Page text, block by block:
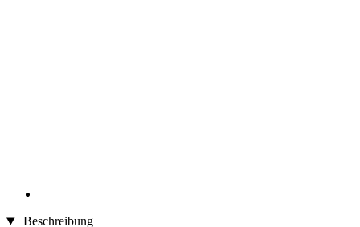
Beschreibung